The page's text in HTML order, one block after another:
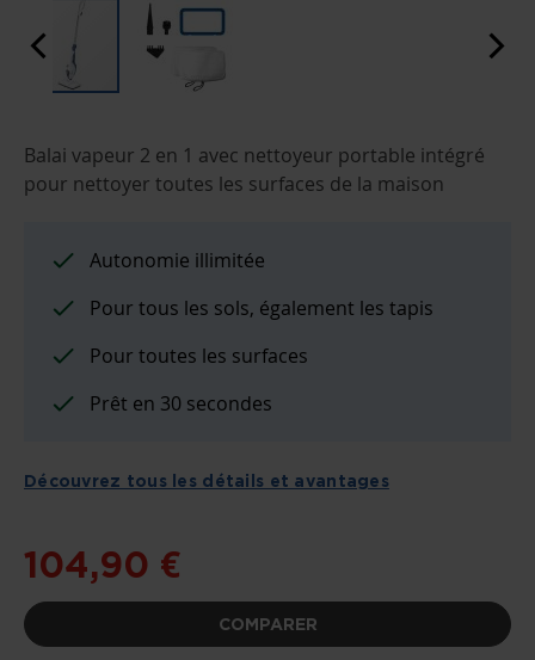
AU
DÉBUT
DE
D’IMAGES
Balai vapeur 2 en 1 avec nettoyeur portable intégré
pour nettoyer toutes les surfaces de la maison
Autonomie illimitée
Pour tous les sols, également les tapis
Pour toutes les surfaces
Prêt en 30 secondes
Découvrez tous les détails et avantages
104,90 €
COMPARER